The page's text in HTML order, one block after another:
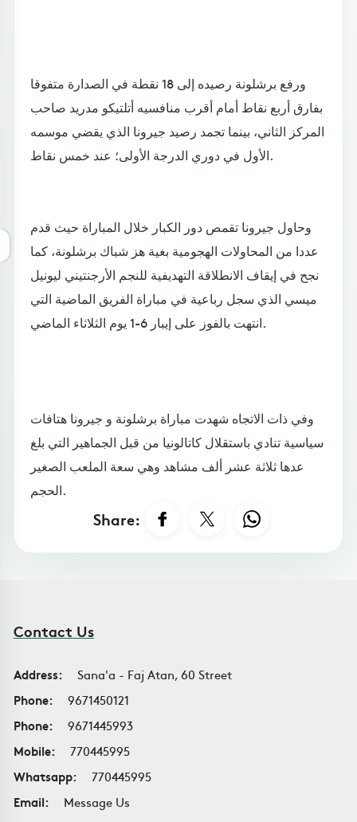
ورفع برشلونة رصيده إلى 18 نقطة في الصدارة متفوقا
بفارق أربع نقاط أمام أقرب منافسيه أتلتيكو مدريد صاحب
المركز الثاني، بينما تجمد رصيد جيرونا الذي يقضي موسمه
الأول في دوري الدرجة الأولى؛ عند خمس نقاط.
وحاول جيرونا تقمص دور الكبار خلال المباراة حيث قدم
عددا من المحاولات الهجومية بغية هز شباك برشلونة، كما
نجح في إيقاف الانطلاقة التهديفية للنجم الأرجنتيني ليونيل
ميسي الذي سجل رباعية في مباراة الفريق الماضية التي
انتهت بالفوز على إيبار 6-1 يوم الثلاثاء الماضي.
وفي ذات الاتجاه شهدت مباراة برشلونة و جيرونا هتافات
سياسية تنادي باستقلال كاتالونيا من قبل الجماهير التي بلغ
عدها ثلاثة عشر ألف مشاهد وهي سعة الملعب الصغير
الحجم.
Share:
Contact Us
Address:
Sana'a - Faj Atan, 60 Street
Phone:
9671450121
Phone:
9671445993
Mobile:
770445995
Whatsapp:
770445995
Email:
Message Us